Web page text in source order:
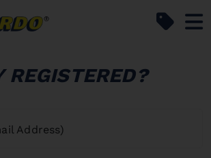
REGISTERED?
Address)